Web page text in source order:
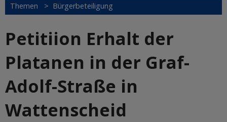
Themen > Bürgerbeteiligung
Petitiion Erhalt der
Platanen in der Graf-
Adolf-Straße in
Wattenscheid